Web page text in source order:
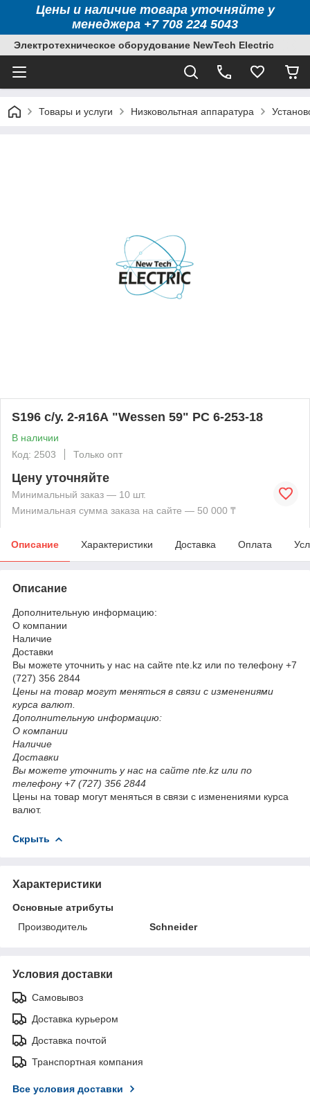
Цены и наличие товара уточняйте у
менеджера +7 708 224 5043
Электротехническое оборудование NewTech Electric
Товары и услуги Низковольтная аппаратура
S196 с/у. 2-я16А "Wessen 59" РС 6-253-18
В наличии
Код: 2503
Только опт
Цену уточняйте
Минимальный заказ — 10 шт.
Минимальная сумма заказа на сайте — 50 000 ₸
Описание Характеристики Доставка Оплата
Описание
Дополнительную информацию:
О компании
Наличие
Доставки
Вы можете уточнить у нас на сайте nte.kz или по телефону +7
(727) 356 2844
Цены на товар могут меняться в связи с изменениями
курса валют.
Дополнительную информацию:
О компании
Наличие
Доставки
Вы можете уточнить у нас на сайте nte.kz или по
телефону +7 (727) 356 2844
Цены на товар могут меняться в связи с изменениями курса
валют.
Скрыть
Характеристики
Основные атрибуты
Производитель
Schneider
Условия доставки
Самовывоз
Доставка курьером
Доставка почтой
Транспортная компания
Все условия доставки